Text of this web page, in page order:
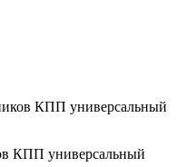
КПП универсальный